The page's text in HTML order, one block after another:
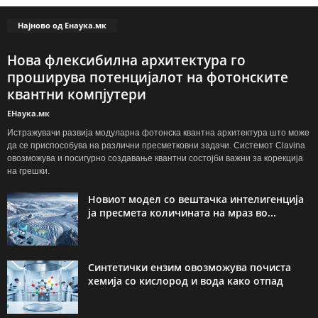
Најново од Енаука.мк
Нова флексибилна архитектура го
проширува потенцијалот на фотонските
квантни компјутери
ЕНаука.мк
Истражувачи развија модуларна фотонска квантна архитектура што може
да се приспособува на различни пресметковни задачи. Системот Clavina
овозможува и посигурно создавање квантни состојби важни за корекција
на грешки.
Новиот модел со вештачка интелигенција
ја пресмета количината на мраз во...
Синтетички ензим овозможува почиста
хемија со кислород и вода како отпад